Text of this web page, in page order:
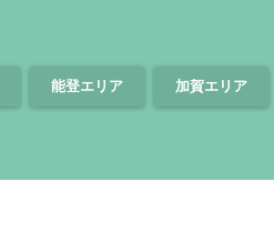
能登エリア 加賀エリア